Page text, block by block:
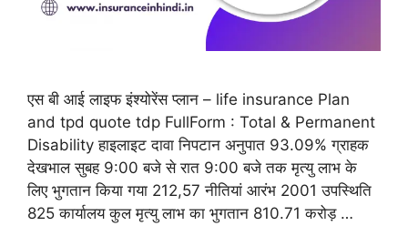
एस बी आई लाइफ इंश्योरेंस प्लान – life insurance Plan
and tpd quote tdp FullForm : Total & Permanent
Disability हाइलाइट दावा निपटान अनुपात 93.09% ग्राहक
देखभाल सुबह 9:00 बजे से रात 9:00 बजे तक मृत्यु लाभ के
लिए भुगतान किया गया 212,57 नीतियां आरंभ 2001 उपस्थिति
825 कार्यालय कुल मृत्यु लाभ का भुगतान 810.71 करोड़ …